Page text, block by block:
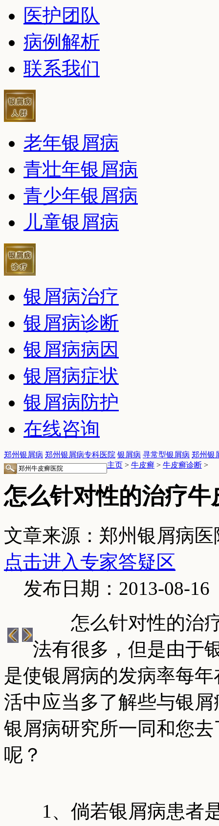
医护团队
病例解析
联系我们
老年银屑病
青壮年银屑病
青少年银屑病
儿童银屑病
银屑病治疗
银屑病诊断
银屑病病因
银屑病症状
银屑病防护
在线咨询
郑州银屑病 郑州银屑病专科医院 银屑病 寻常型银屑病 郑州银
主页 > 牛皮癣 > 牛皮癣诊断 >
怎么针对性的治疗牛
文章来源：郑州银屑病医
点击进入专家答疑区
发布日期：2013-08-16
怎么针对性的治疗
法有很多，但是由于
是使银屑病的发病率每
活中应当多了解些与银
银屑病研究所一同和您
呢？
1、倘若银屑病患者是